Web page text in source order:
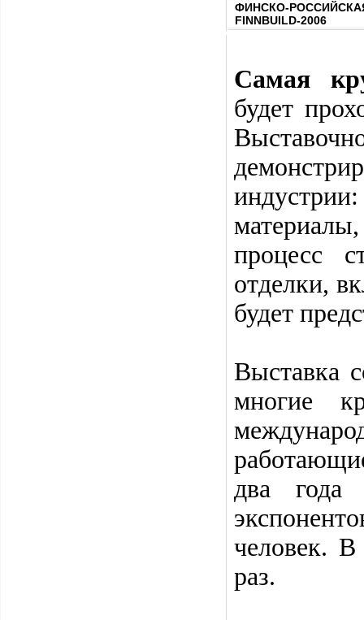
ФИНСКО-
FINNBUILD-2006
Самая
будет
процесс
отделки,
будет
Выставка
многие
два года
человек. В
раз.